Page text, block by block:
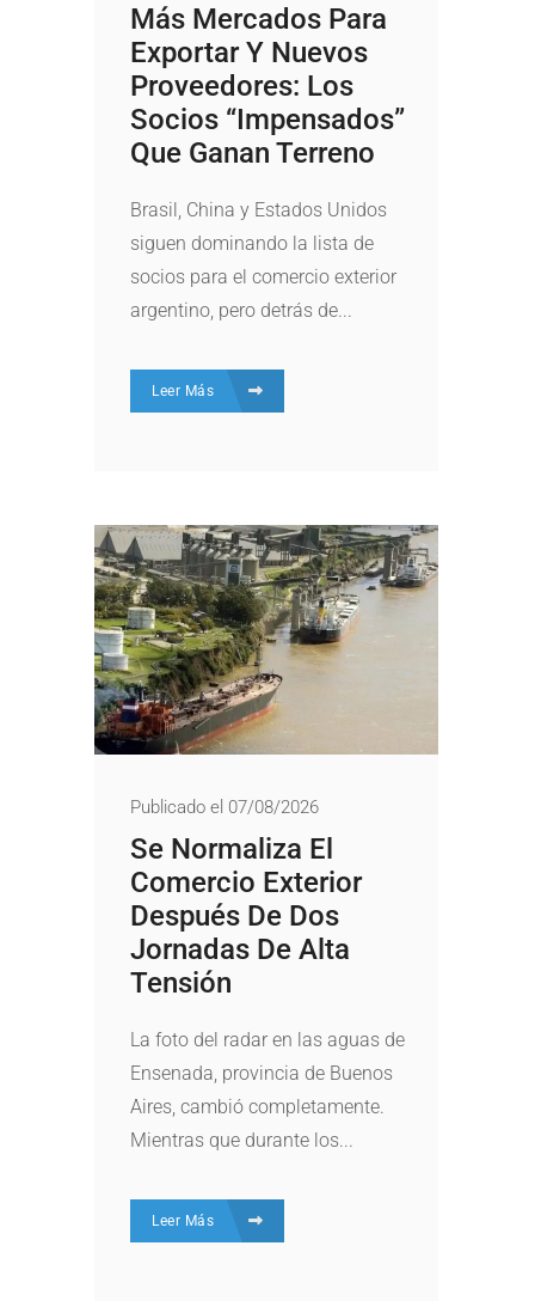
Más Mercados Para
Exportar Y Nuevos
Proveedores: Los
Socios “impensados”
Que Ganan Terreno
Brasil, China y Estados Unidos
siguen dominando la lista de
socios para el comercio exterior
argentino, pero detrás de...
Leer Más
Publicado el 07/08/2026
Se Normaliza El
Comercio Exterior
Después De Dos
Jornadas De Alta
Tensión
La foto del radar en las aguas de
Ensenada, provincia de Buenos
Aires, cambió completamente.
Mientras que durante los...
Leer Más